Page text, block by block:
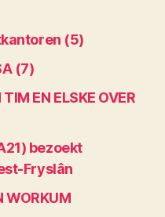
(5)
(7)
EN ELSKE OVER
bezoekt
Fryslân
WORKUM